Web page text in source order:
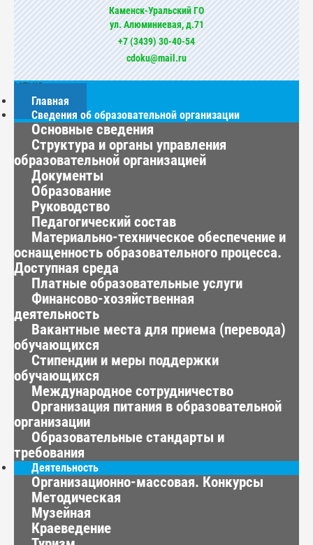
Каменск-Уральский ГО
ул. Алюминиевая, д.71
+7 (3439) 30-40-54
cdoku@mail.ru
МЕНЮ
Главная
Сведения об образовательной организации
Основные сведения
Структура и органы управления
образовательной организацией
Документы
Образование
Руководство
Педагогический состав
Материально-техническое обеспечение и
оснащенность образовательного процесса.
Доступная среда
Платные образовательные услуги
Финансово-хозяйственная
деятельность
Вакантные места для приема (перевода)
обучающихся
Стипендии и меры поддержки
обучающихся
Международное сотрудничество
Организация питания в образовательной
организации
Образовательные стандарты и
требования
Деятельность
Организационно-массовая. Конкурсы
Методическая
Музейная
Краеведение